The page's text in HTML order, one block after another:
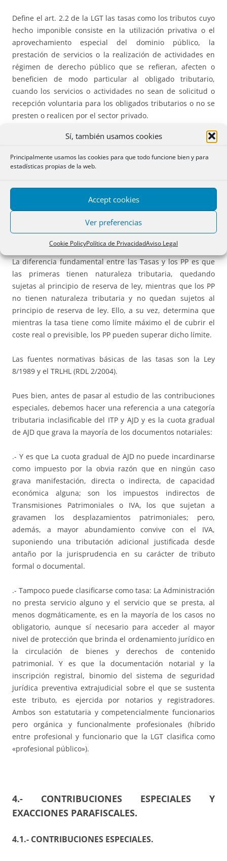
Sí, también usamos cookies
Principalmente usamos las cookies para que todo funcione bien y para
estadísticas propias de la web.
Accept cookies
Ver preferencias
Cookie PolicyPolítica de PrivacidadAviso Legal
Define el art. 2.2 de la LGT las tasas como los tributos cuyo
hecho imponible consiste en la utilización privativa o el
aprovechamiento especial del dominio público, la
prestación de servicios o la realización de actividades en
régimen de derecho público que se refieran, afecten o
beneficien de modo particular al obligado tributario,
cuando los servicios o actividades no sean de solicitud o
recepción voluntaria para los obligados tributarios o no se
presten o realicen por el sector privado.
Así pues, a diferencia de la legislación anterior, la
indicadas: solicitud obligatoria y no concurrencia, suponen
Por otra parte, los precios públicos responden a la misma
idea de cantidades exigibles por los mismos conceptos
siempre que no concurran ninguna de las circunstancias
La diferencia fundamental entre las Tasas y los PP es que
las primeras tienen naturaleza tributaria, quedando
sujetas al principio de reserva de ley, mientras que los PP
no tienen naturaleza tributaria y no quedan sujetos al
principio de reserva de ley. Ello, a su vez, determina que
mientras la tasa tiene como límite máximo el de cubrir el
coste real o previsible, los PP pueden superar dicho límite.
Las fuentes normativas básicas de las tasas son la Ley
8/1989 y el TRLHL (RDL 2/2004).
Pues bien, antes de pasar al estudio de las contribuciones
especiales, debemos hacer una referencia a una categoría
tributaria inclasificable del ITP y AJD y es la cuota gradual
de AJD que grava la mayoría de los documentos notariales:
.- Y es que La cuota gradual de AJD no puede incardinarse
como impuesto por la obvia razón que en ningún caso
grava manifestación, directa o indirecta, de capacidad
económica alguna; son los impuestos indirectos de
Transmisiones Patrimoniales o IVA, los que sujetan a
gravamen los desplazamientos patrimoniales; pero,
además, a mayor abundamiento convive con el IVA,
suponiendo una tributación adicional justificada desde
antaño por la jurisprudencia en su carácter de tributo
formal o documental.
.- Tampoco puede clasificarse como tasa: La Administración
no presta servicio alguno y el servicio que se presta, al
menos dogmáticamente, es en la mayoría de los casos no
obligatorio, aunque sí necesario para acceder al mayor
nivel de protección que brinda el ordenamiento jurídico en
la circulación de bienes y derechos de contenido
patrimonial. Y es que la documentación notarial y la
inscripción registral, binomio del sistema de seguridad
jurídica preventiva extrajudicial sobre el que se sustenta
este tributo, es ejercida por notarios y registradores.
Ambos son estatutaria y competencialmente funcionarios
pero orgánica y funcionalmente profesionales (híbrido
entre profesional y funcionario que la LGT clasifica como
«profesional público»).
4.- CONTRIBUCIONES ESPECIALES Y
EXACCIONES PARAFISCALES.
4.1.- CONTRIBUCIONES ESPECIALES.